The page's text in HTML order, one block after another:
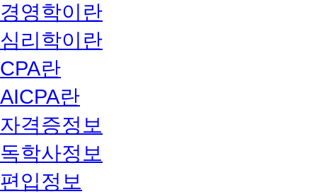
경영학이란
심리학이란
CPA란
AICPA란
자격증정보
독학사정보
편입정보